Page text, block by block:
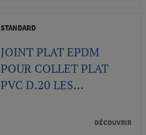
STANDARD
JOINT PLAT EPDM
POUR COLLET PLAT
PVC D.20 LES...
DÉCOUVRIR